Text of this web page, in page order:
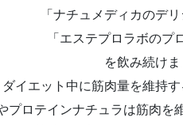
「ナチュメディカのデ
「エステプロラボのプ
を飲み続け
ダイエット中に筋肉量を維持
プロテインナチュラは筋肉を